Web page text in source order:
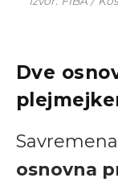
Dve
osnovna